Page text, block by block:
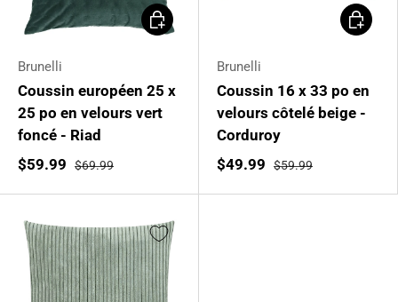
Brunelli
Coussin européen 25 x
25 po en velours vert
foncé - Riad
$59.99
$69.99
Ajouter au panier
Brunelli
Coussin 16 x 33 po en
velours côtelé beige -
Corduroy
$49.99
$59.99
Ajouter